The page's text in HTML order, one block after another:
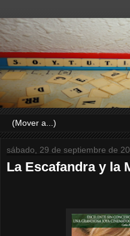
sábado, 29 de septiembre de
La Escafandra y la